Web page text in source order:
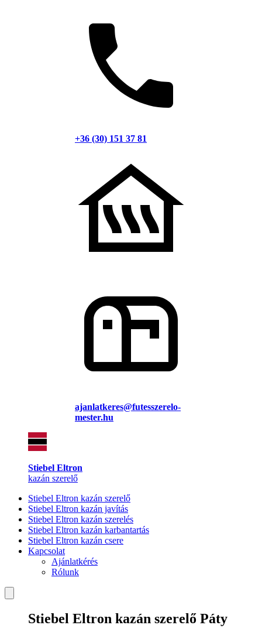
+36 (30) 151 37 81
ajanlatkeres@futesszerelo-
mester.hu
Stiebel Eltron
kazán szerelő
Stiebel Eltron kazán szerelő
Stiebel Eltron kazán javítás
Stiebel Eltron kazán szerelés
Stiebel Eltron kazán karbantartás
Stiebel Eltron kazán csere
Kapcsolat
Ajánlatkérés
Rólunk
Stiebel Eltron kazán szerelő Páty